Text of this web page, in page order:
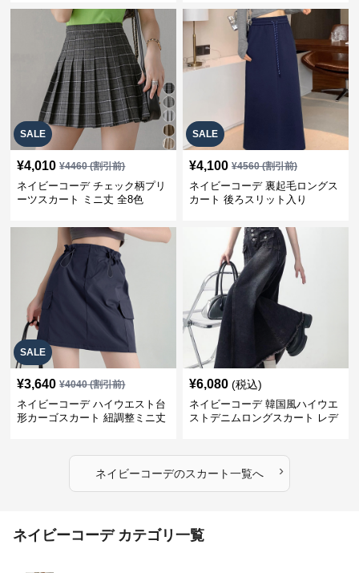
ト
SALE
¥4,010 ¥4460(割引前)
ネイビーコーデ チェック柄プリ
ーツスカート ミニ丈 全8色
SALE
¥4,100 ¥4560(割引前)
ネイビーコーデ 裏起毛ロングス
カート 後ろスリット入り
SALE
¥3,640 ¥4040(割引前)
ネイビーコーデ ハイウエスト台
形カーゴスカート 紐調整ミニ丈
¥6,080 (税込)
ネイビーコーデ 韓国風ハイウエ
ストデニムロングスカート レデ
ネイビーコーデのスカート一覧へ ›
ネイビーコーデ カテゴリ一覧